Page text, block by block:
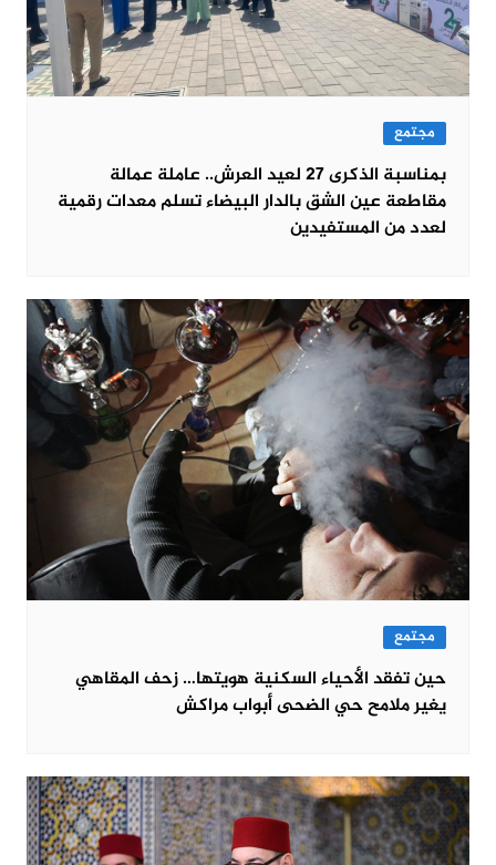
مجتمع
بمناسبة الذكرى 27 لعيد العرش.. عاملة عمالة
مقاطعة عين الشق بالدار البيضاء تسلم معدات رقمية
لعدد من المستفيدين
مجتمع
حين تفقد الأحياء السكنية هويتها… زحف المقاهي
يغير ملامح حي الضحى أبواب مراكش